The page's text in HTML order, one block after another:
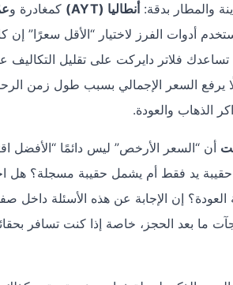
والمطار بدقة: أنطاليا (AYT) كمغادرة و
أدوات الفرز لاختيار “الأقل سعرًا” إن
فلاتر دايركت على تقليل التكاليف
يرفع السعر الإجمالي بسبب طول زمن
الذهاب والعودة.
أن “السعر الأرخص” ليس دائمًا “الأفضل
يد فقط أم يشمل حقيبة مسجلة؟ هل
إن الإجابة عن هذه الأسئلة داخل
ما بعد الحجز، خاصة إذا كنت تسافر